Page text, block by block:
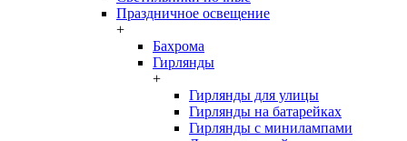
Праздничное освещение
+
Бахрома
Гирлянды
+
Гирлянды для улицы
Гирлянды на батарейках
Гирлянды с минилампами